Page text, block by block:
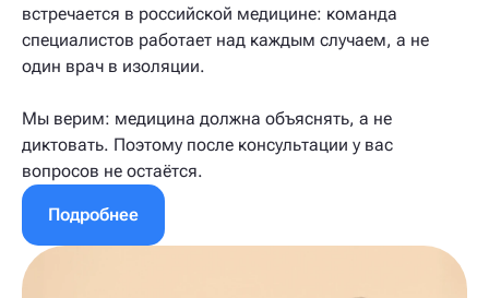
встречается в российской медицине: команда
специалистов работает над каждым случаем, а не
один врач в изоляции.
Мы верим: медицина должна объяснять, а не
диктовать. Поэтому после консультации у вас
вопросов не остаётся.
Подробнее